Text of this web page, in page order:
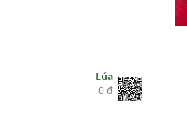
Lúa
0 đ